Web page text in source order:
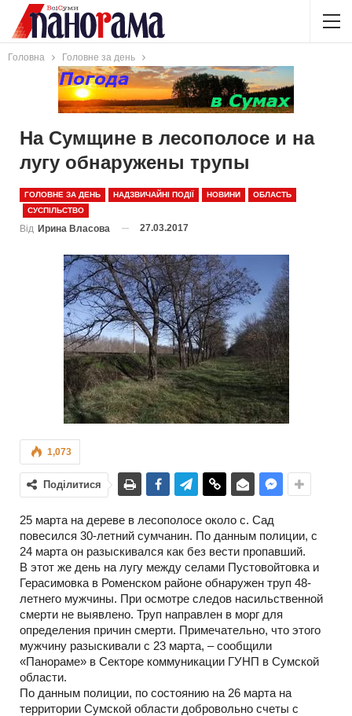
Головна Головне за день
На Сумщине в лесополосе и на
лугу обнаружены трупы
ГОЛОВНЕ ЗА ДЕНЬ НАДЗВИЧАЙНІ ПОДІЇ НОВИНИ
ОБЛАСТЬ
СУСПІЛЬСТВО
Від Ирина Власова 27.03.2017
1,073
Поділитися
25 марта на дереве в лесополосе около с. Сад
повесился 30-летний сумчанин. По данным полиции, с
24 марта он разыскивался как без вести пропавший.
В этот же день на лугу между селами Пустовойтовка и
Герасимовка в Роменском районе обнаружен труп 48-
летнего мужчины. При осмотре следов насильственной
смерти не выявлено. Труп направлен в морг для
определения причин смерти. Примечательно, что этого
мужчину разыскивали с 23 марта, – сообщили
«Панораме» в Секторе коммуникации ГУНП в Сумской
области.
По данным полиции, по состоянию на 26 марта на
территории Сумской области добровольно счеты с